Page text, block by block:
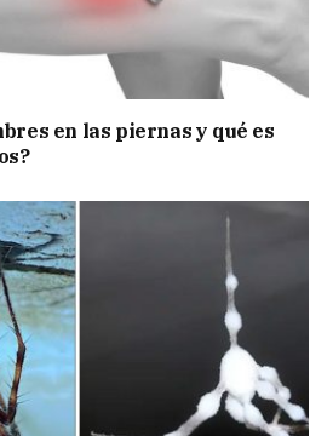
en las piernas y qué es